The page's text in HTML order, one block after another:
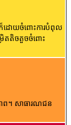
ោយចំពោះការបំពុល
រិតតិចតួចចំពោះ
ព។ សាធារណជន​